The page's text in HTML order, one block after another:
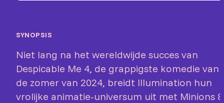
SYNOPSIS
Niet lang na het wereldwijde succes van
Despicable Me 4, de grappigste komedie van
de zomer van 2024, breidt Illumination hun
vrolijke animatie-universum uit met Minions &